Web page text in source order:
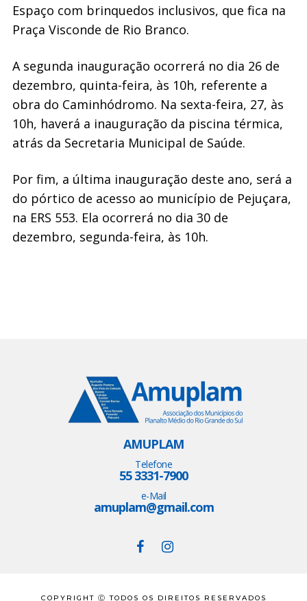
Espaço com brinquedos inclusivos, que fica na
Praça Visconde de Rio Branco.
A segunda inauguração ocorrerá no dia 26 de
dezembro, quinta-feira, às 10h, referente a
obra do Caminhódromo. Na sexta-feira, 27, às
10h, haverá a inauguração da piscina térmica,
atrás da Secretaria Municipal de Saúde.
Por fim, a última inauguração deste ano, será a
do pórtico de acesso ao município de Pejuçara,
na ERS 553. Ela ocorrerá no dia 30 de
dezembro, segunda-feira, às 10h.
AMUPLAM
Telefone
55 3331-7900
e-Mail
amuplam@gmail.com
COPYRIGHT Ⓒ TODOS OS DIREITOS RESERVADOS